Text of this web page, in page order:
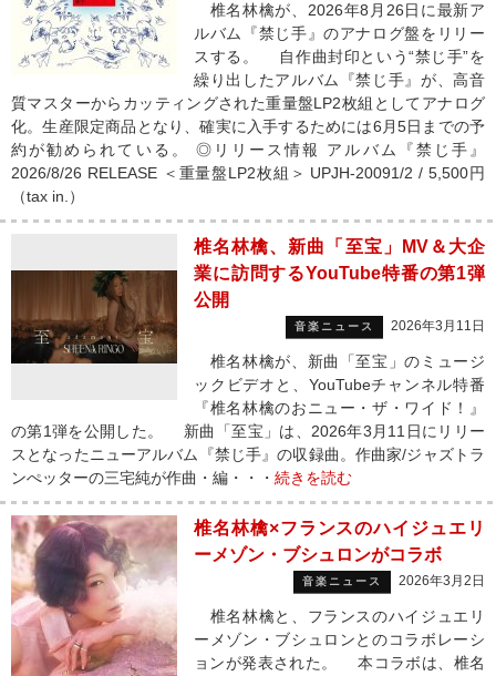
椎名林檎が、2026年8月26日に最新ア
ルバム『禁じ手』のアナログ盤をリリー
スする。 自作曲封印という“禁じ手”を
繰り出したアルバム『禁じ手』が、高音
質マスターからカッティングされた重量盤LP2枚組としてアナログ
化。生産限定商品となり、確実に入手するためには6月5日までの予
約が勧められている。 ◎リリース情報 アルバム『禁じ手』
2026/8/26 RELEASE ＜重量盤LP2枚組＞ UPJH-20091/2 / 5,500円
（tax in.）
椎名林檎、新曲「至宝」MV＆大企
業に訪問するYouTube特番の第1弾
公開
音楽ニュース 2026年3月11日
椎名林檎が、新曲「至宝」のミュージ
ックビデオと、YouTubeチャンネル特番
『椎名林檎のおニュー・ザ・ワイド！』
の第1弾を公開した。 新曲「至宝」は、2026年3月11日にリリー
スとなったニューアルバム『禁じ手』の収録曲。作曲家/ジャズトラ
ンぺッターの三宅純が作曲・編・・・ 続きを読む
椎名林檎×フランスのハイジュエリ
ーメゾン・ブシュロンがコラボ
音楽ニュース 2026年3月2日
椎名林檎と、フランスのハイジュエリ
ーメゾン・ブシュロンとのコラボレーシ
ョンが発表された。 本コラボは、椎名